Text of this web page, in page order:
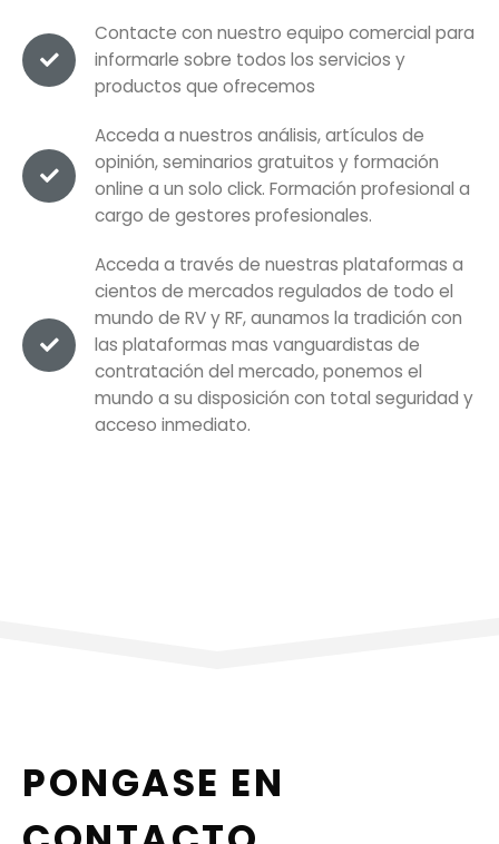
Contacte con nuestro equipo comercial para
informarle sobre todos los servicios y
productos que ofrecemos
Acceda a nuestros análisis, artículos de
opinión, seminarios gratuitos y formación
online a un solo click. Formación profesional a
cargo de gestores profesionales.
Acceda a través de nuestras plataformas a
cientos de mercados regulados de todo el
mundo de RV y RF, aunamos la tradición con
las plataformas mas vanguardistas de
contratación del mercado, ponemos el
mundo a su disposición con total seguridad y
acceso inmediato.
PONGASE EN